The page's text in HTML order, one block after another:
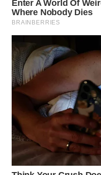
WN
KEPULAUAN
SERIBU
WN
TANGERANG
WN
BINJAI
CIREBON
WN
INDRAMAYU